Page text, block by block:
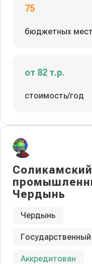
75
бюджетных мест
от 82 т.р.
стоимость/год
Чердынь
Чердынь
Государственный
Аккредитован